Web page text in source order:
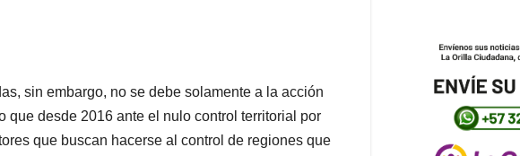
sin embargo, no se debe solamente a la acción
desde 2016 ante el nulo control territorial por
que buscan hacerse al control de regiones que